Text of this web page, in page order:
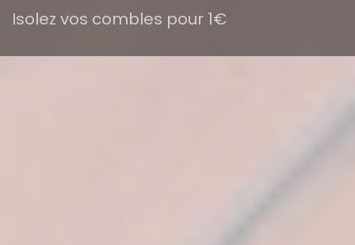
Isolez vos combles pour 1€